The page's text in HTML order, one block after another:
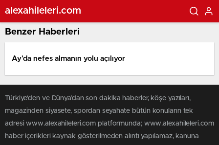
alexahileleri.com
Benzer Haberleri
Ay’da nefes almanın yolu açılıyor
Türkiye'den ve Dünya’dan son dakika haberler, köşe yazıları,
magazinden siyasete, spordan seyahate bütün konuların tek
adresi www.alexahileleri.com platformunda; www.alexahileleri.com
haber içerikleri kaynak gösterilmeden alıntı yapılamaz, kanuna